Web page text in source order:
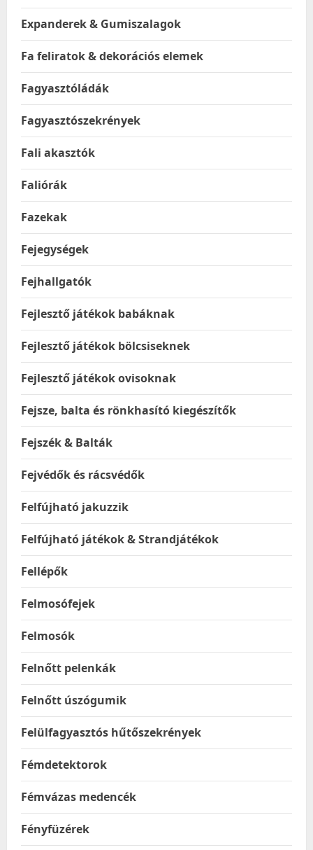
Expanderek & Gumiszalagok
Fa feliratok & dekorációs elemek
Fagyasztóládák
Fagyasztószekrények
Fali akasztók
Faliórák
Fazekak
Fejegységek
Fejhallgatók
Fejlesztő játékok babáknak
Fejlesztő játékok bölcsiseknek
Fejlesztő játékok ovisoknak
Fejsze, balta és rönkhasító kiegészítők
Fejszék & Balták
Fejvédők és rácsvédők
Felfújható jakuzzik
Felfújható játékok & Strandjátékok
Fellépők
Felmosófejek
Felmosók
Felnőtt pelenkák
Felnőtt úszógumik
Felülfagyasztós hűtőszekrények
Fémdetektorok
Fémvázas medencék
Fényfüzérek